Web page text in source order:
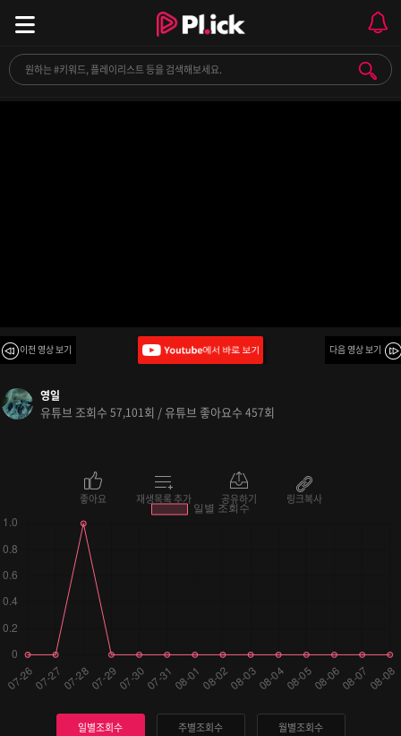
[playlist] 창모 모음
이전 영상 보기 다음 영상 보기
영일
유튜브 조회수 57,101회 / 유튜브 좋아요수 457회
좋아요 재생목록 추가 공유하기 링크복사
일별조회수 주별조회수 월별조회수